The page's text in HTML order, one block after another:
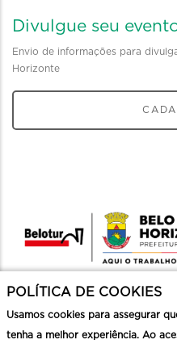
Divulgue seu
Envio de informações para
Horizonte
POLÍTICA DE COOKIES
Usamos cookies para assegurar
tenha a melhor experiência. Ao